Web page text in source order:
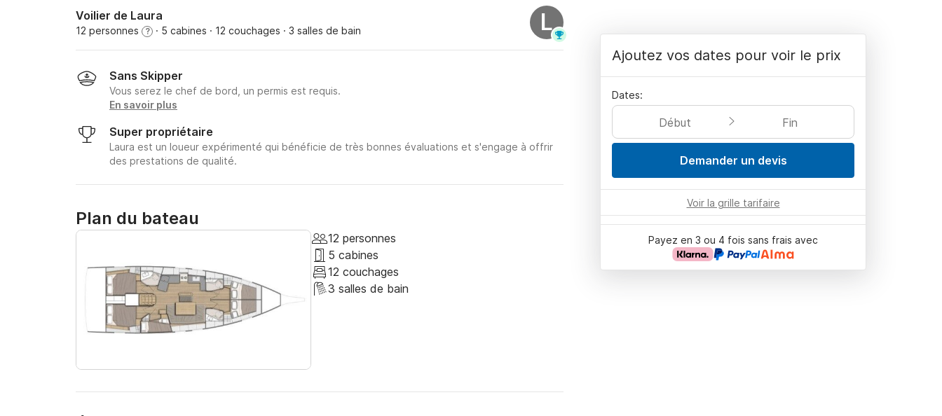
Voilier de Laura
12 personnes ? · 5 cabines · 12 couchages · 3 salles de bain L
Sans Skipper
Vous serez le chef de bord, un permis est requis.
En savoir plus
Super propriétaire
Laura est un loueur expérimenté qui bénéficie de très bonnes évaluations et s'engage à offrir
des prestations de qualité.
Plan du bateau
12 personnes
5 cabines
12 couchages
3 salles de bain
Ajoutez vos dates pour voir le prix
Dates:
Début Fin
Demander un devis
Voir la grille tarifaire
Payez en 3 ou 4 fois sans frais avec